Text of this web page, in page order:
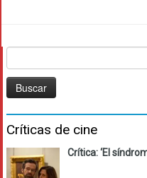
Críticas de cine
Crítica: ‘El